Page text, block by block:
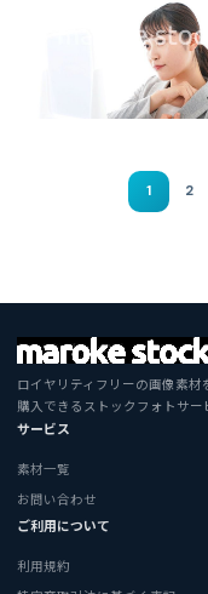
1 2
ロイヤリティフリーの画像素
購入できるストックフォトサー
サービス
素材一覧
お問い合わせ
ご利用について
利用規約